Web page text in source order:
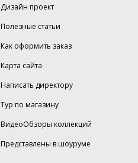
Дизайн проект
Полезные статьи
Как оформить заказ
Карта сайта
Написать директору
Тур по магазину
ВидеоОбзоры коллекций
Представлены в шоуруме